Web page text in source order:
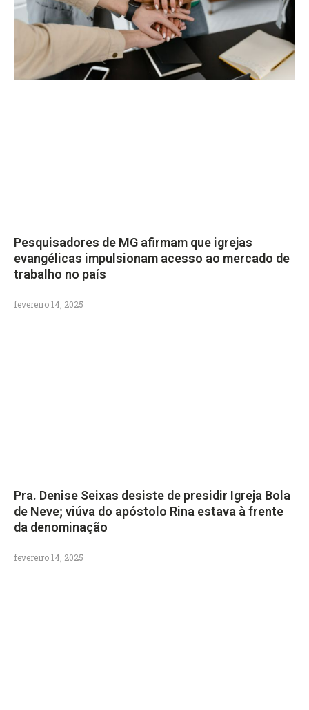
Pesquisadores de MG afirmam que igrejas
evangélicas impulsionam acesso ao mercado de
trabalho no país
fevereiro 14, 2025
Pra. Denise Seixas desiste de presidir Igreja Bola
de Neve; viúva do apóstolo Rina estava à frente
da denominação
fevereiro 14, 2025